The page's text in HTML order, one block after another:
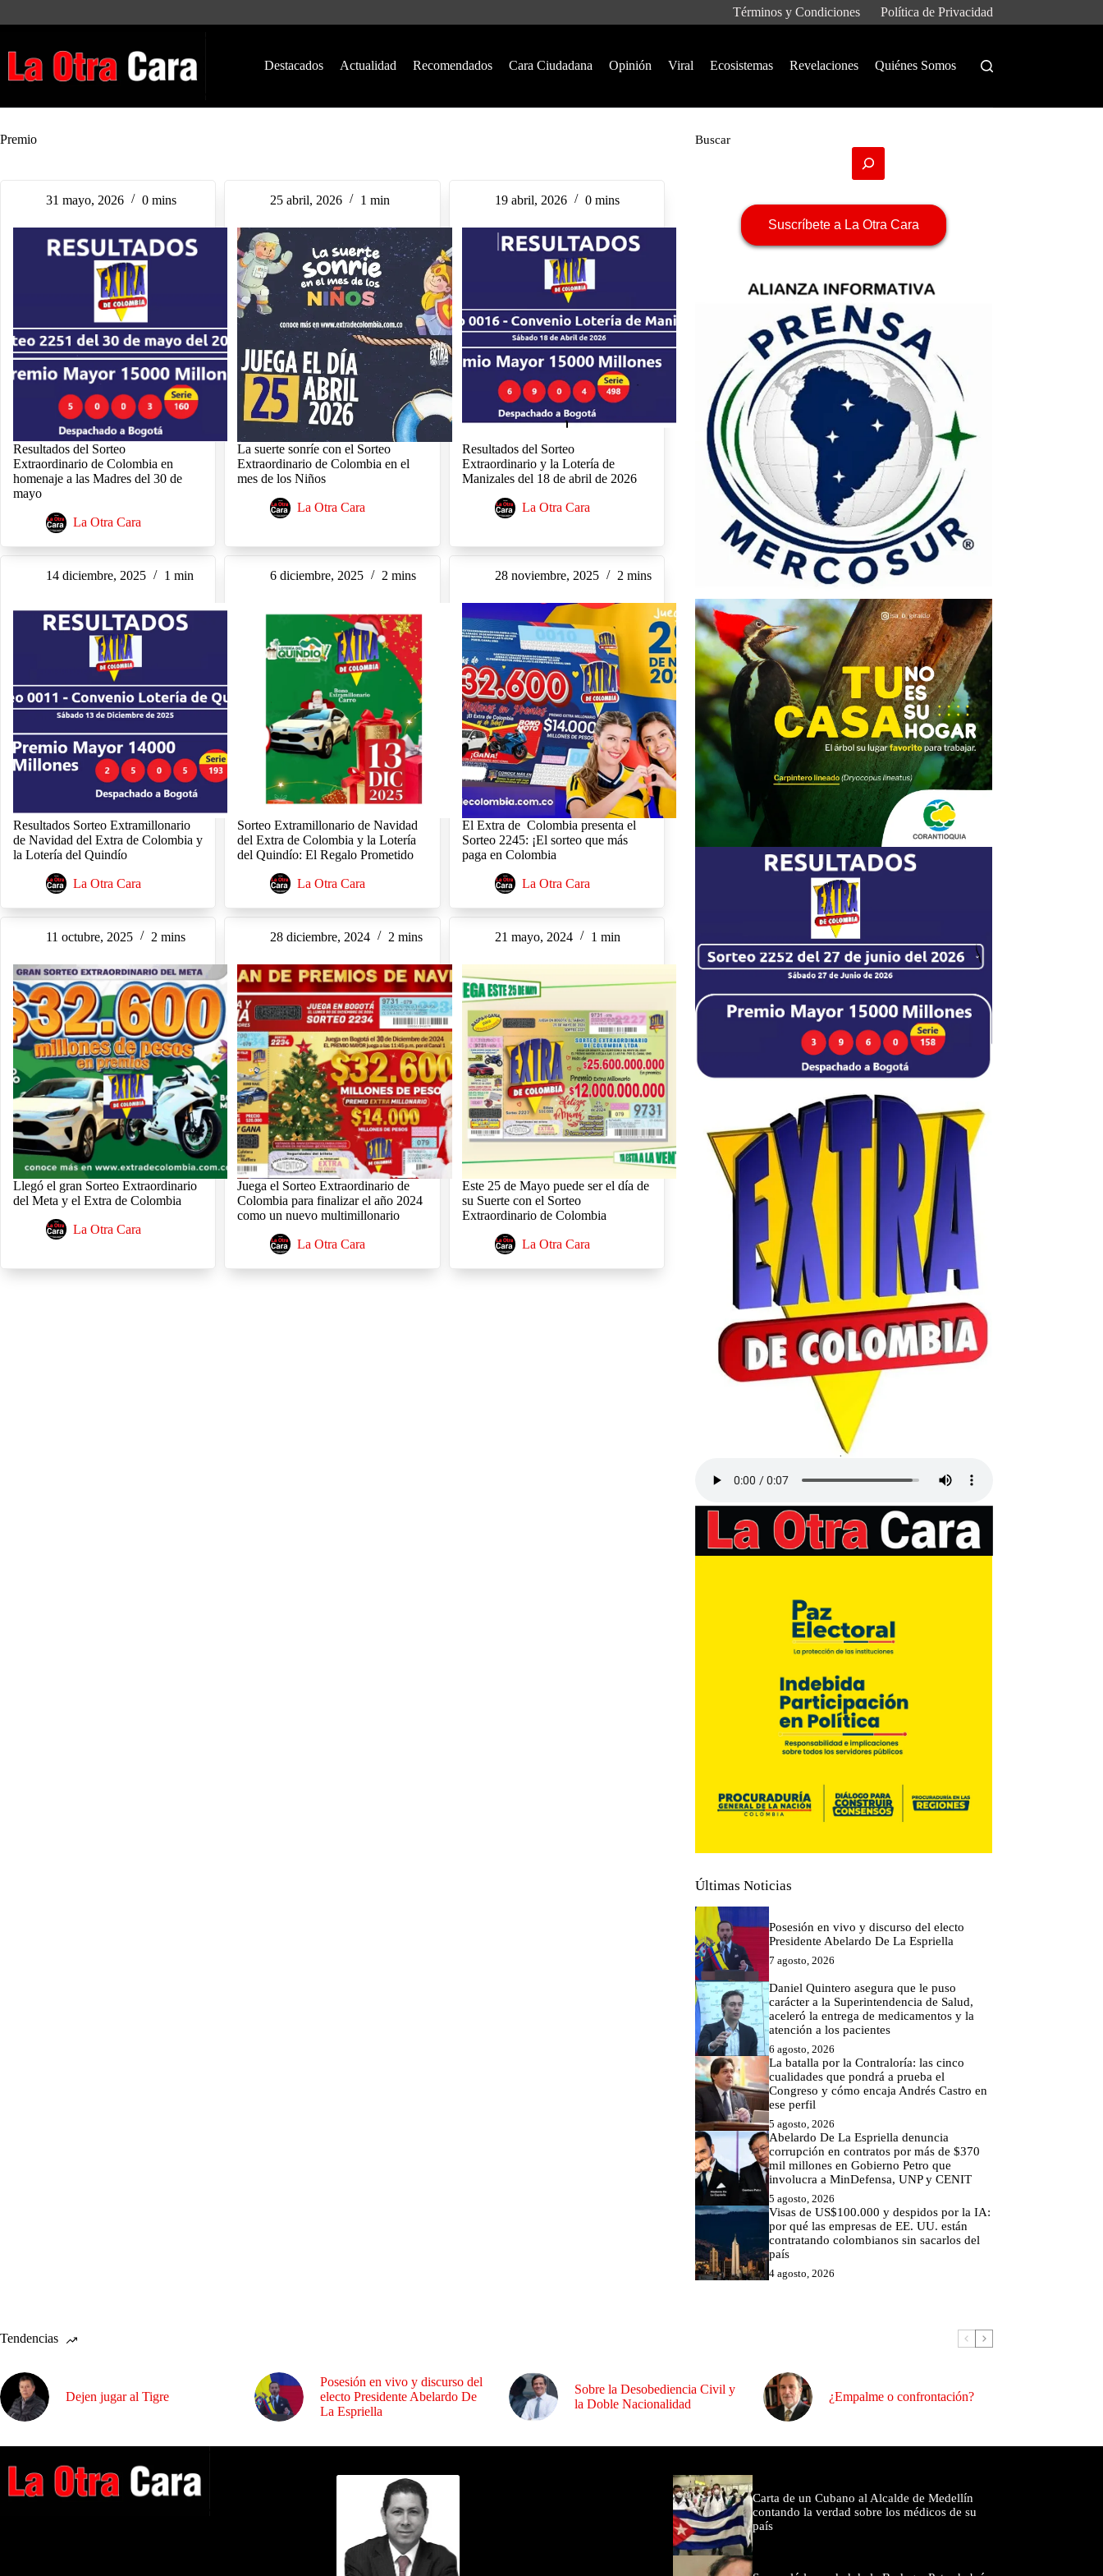
Términos y Condiciones Política de Privacidad
Destacados Actualidad Recomendados Cara Ciudadana Opinión Viral Ecosistemas Revelaciones Quiénes Somos
Premio
31 mayo, 2026 0 mins
Resultados del Sorteo
Extraordinario de Colombia en
homenaje a las Madres del 30 de
mayo
La Otra Cara
25 abril, 2026 1 min
La suerte sonríe con el Sorteo
Extraordinario de Colombia en el
mes de los Niños
La Otra Cara
19 abril, 2026 0 mins
Resultados del Sorteo
Extraordinario y la Lotería de
Manizales del 18 de abril de 2026
La Otra Cara
14 diciembre, 2025 1 min
Resultados Sorteo Extramillonario
de Navidad del Extra de Colombia y
la Lotería del Quindío
La Otra Cara
6 diciembre, 2025 2 mins
Sorteo Extramillonario de Navidad
del Extra de Colombia y la Lotería
del Quindío: El Regalo Prometido
La Otra Cara
28 noviembre, 2025 2 mins
El Extra de Colombia presenta el
Sorteo 2245: ¡El sorteo que más
paga en Colombia
La Otra Cara
11 octubre, 2025 2 mins
Llegó el gran Sorteo Extraordinario
del Meta y el Extra de Colombia
La Otra Cara
28 diciembre, 2024 2 mins
Juega el Sorteo Extraordinario de
Colombia para finalizar el año 2024
como un nuevo multimillonario
La Otra Cara
21 mayo, 2024 1 min
Este 25 de Mayo puede ser el día de
su Suerte con el Sorteo
Extraordinario de Colombia
La Otra Cara
Buscar
Suscríbete a La Otra Cara
Últimas Noticias
Posesión en vivo y discurso del electo
Presidente Abelardo De La Espriella
7 agosto, 2026
Daniel Quintero asegura que le puso
carácter a la Superintendencia de Salud,
aceleró la entrega de medicamentos y la
atención a los pacientes
6 agosto, 2026
La batalla por la Contraloría: las cinco
cualidades que pondrá a prueba el
Congreso y cómo encaja Andrés Castro en
ese perfil
5 agosto, 2026
Abelardo De La Espriella denuncia
corrupción en contratos por más de $370
mil millones en Gobierno Petro que
involucra a MinDefensa, UNP y CENIT
5 agosto, 2026
Visas de US$100.000 y despidos por la IA:
por qué las empresas de EE. UU. están
contratando colombianos sin sacarlos del
país
4 agosto, 2026
Tendencias
Dejen jugar al Tigre
Posesión en vivo y discurso del
electo Presidente Abelardo De
La Espriella
Sobre la Desobediencia Civil y
la Doble Nacionalidad
¿Empalme o confrontación?
Carta de un Cubano al Alcalde de Medellín
contando la verdad sobre los médicos de su
país